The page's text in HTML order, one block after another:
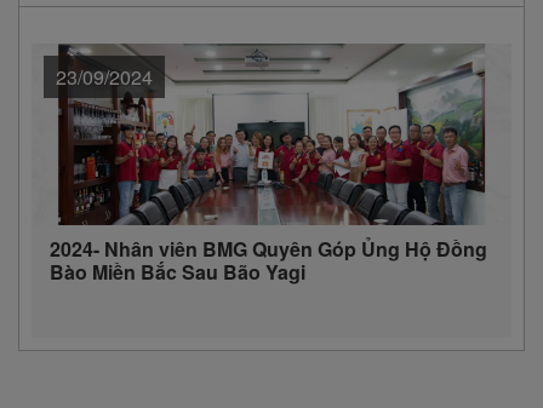
23/09/2024
2024- Nhân viên BMG Quyên Góp Ủng Hộ Đồng
Bào Miền Bắc Sau Bão Yagi